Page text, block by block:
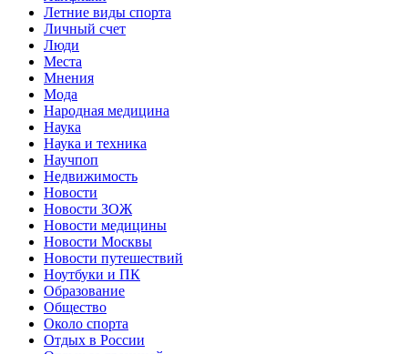
Летние виды спорта
Личный счет
Люди
Места
Мнения
Мода
Народная медицина
Наука
Наука и техника
Научпоп
Недвижимость
Новости
Новости ЗОЖ
Новости медицины
Новости Москвы
Новости путешествий
Ноутбуки и ПК
Образование
Общество
Около спорта
Отдых в России